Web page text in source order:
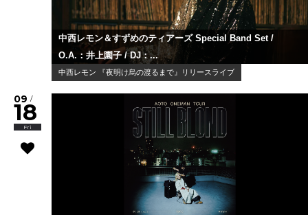
中西レモン＆すずめのティアーズ Special Band Set /
O.A.：井上園子 / DJ：...
中西レモン 『夜明け烏の渡るまで』リリースライブ
09 /
18
Fri